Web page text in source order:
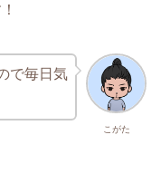
こがた
で毎日気